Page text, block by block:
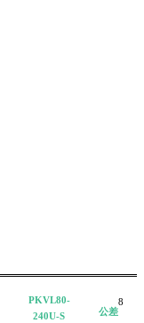
PKVL80-
240U-S
公差
8